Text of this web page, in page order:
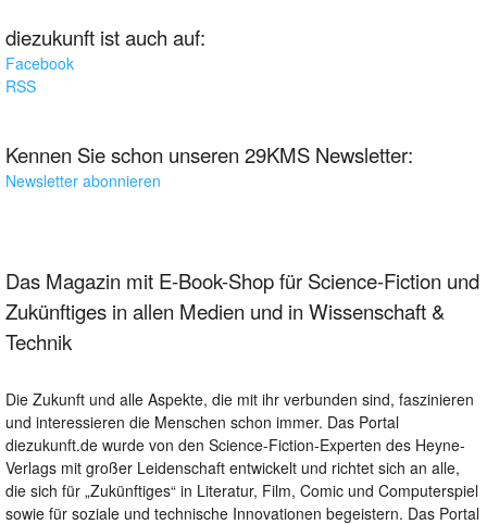
diezukunft ist auch auf:
Facebook
RSS
Kennen Sie schon unseren 29KMS Newsletter:
Newsletter abonnieren
Das Magazin mit E-Book-Shop für Science-Fiction und
Zukünftiges in allen Medien und in Wissenschaft &
Technik
Die Zukunft und alle Aspekte, die mit ihr verbunden sind, faszinieren
und interessieren die Menschen schon immer. Das Portal
diezukunft.de wurde von den Science-Fiction-Experten des Heyne-
Verlags mit großer Leidenschaft entwickelt und richtet sich an alle,
die sich für „Zukünftiges“ in Literatur, Film, Comic und Computerspiel
sowie für soziale und technische Innovationen begeistern. Das Portal